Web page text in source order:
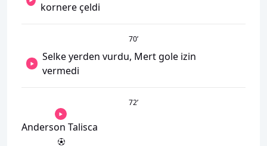
kornere çeldi
70’
Selke yerden vurdu, Mert gole izin
vermedi
72’
Anderson Talisca